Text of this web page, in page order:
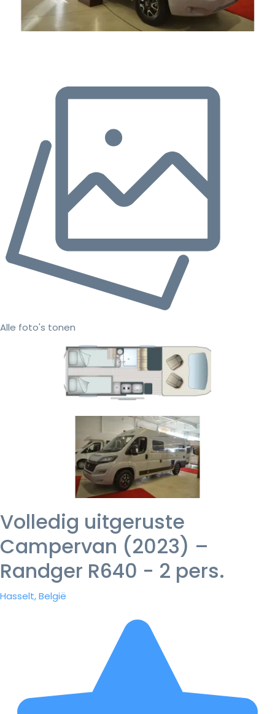
Alle foto's tonen
Volledig uitgeruste
Campervan (2023) –
Randger R640 - 2 pers.
Hasselt, België